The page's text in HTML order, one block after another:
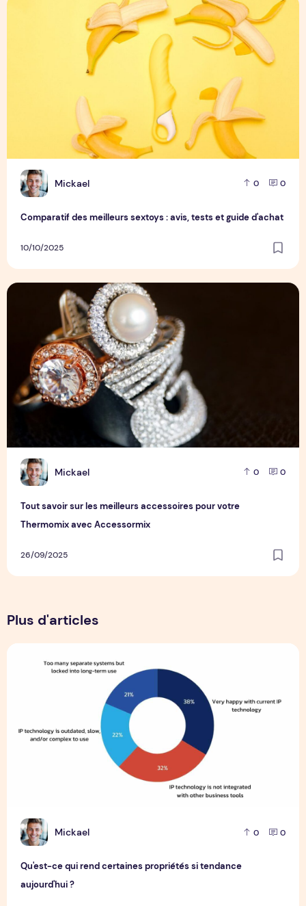
M Mickael 0 0
Comparatif des meilleurs sextoys : avis, tests et guide d'achat
10/10/2025
M Mickael 0 0
Tout savoir sur les meilleurs accessoires pour votre
Thermomix avec Accessormix
26/09/2025
Tout savoir sur les meilleurs accessoires pour votre
Plus d'articles
M Mickael 0 0
Qu'est-ce qui rend certaines propriétés si tendance
aujourd'hui ?
Qu'est-ce qui rend certaines propriétés si tendance